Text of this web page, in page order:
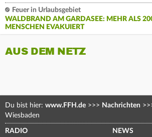
Feuer in Urlaubsgebiet
WALDBRAND AM GARDASEE: MEHR ALS
MENSCHEN EVAKUIERT
AUS DEM NETZ
Du bist hier: www.FFH.de >>> Nachrichten
Wiesbaden
RADIO NEWS